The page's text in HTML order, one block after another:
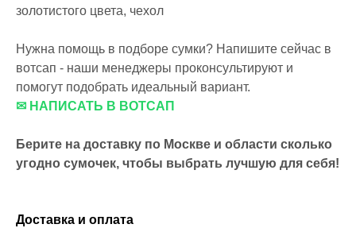
золотистого цвета, чехол
Нужна помощь в подборе сумки? Напишите сейчас в
вотсап - наши менеджеры проконсультируют и
помогут подобрать идеальный вариант.
✉ НАПИСАТЬ В ВОТСАП
Берите на доставку по Москве и области сколько
угодно сумочек, чтобы выбрать лучшую для себя!
Доставка и оплата